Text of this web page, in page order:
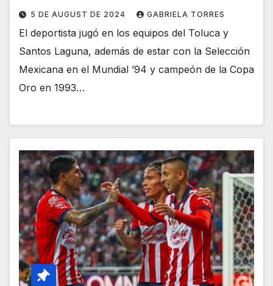
5 DE AUGUST DE 2024 GABRIELA TORRES
El deportista jugó en los equipos del Toluca y
Santos Laguna, además de estar con la Selección
Mexicana en el Mundial ’94 y campeón de la Copa
Oro en 1993…